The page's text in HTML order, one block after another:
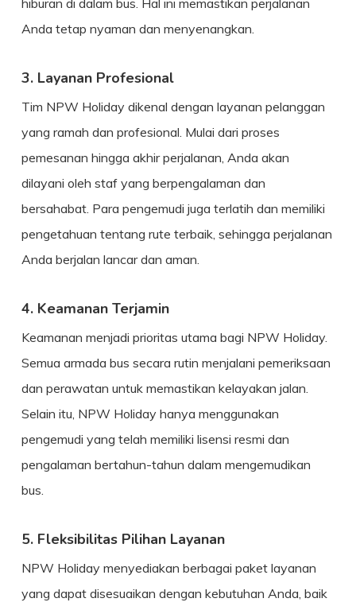
hiburan di dalam bus. Hal ini memastikan perjalanan
Anda tetap nyaman dan menyenangkan.
3. Layanan Profesional
Tim NPW Holiday dikenal dengan layanan pelanggan
yang ramah dan profesional. Mulai dari proses
pemesanan hingga akhir perjalanan, Anda akan
dilayani oleh staf yang berpengalaman dan
bersahabat. Para pengemudi juga terlatih dan memiliki
pengetahuan tentang rute terbaik, sehingga perjalanan
Anda berjalan lancar dan aman.
4. Keamanan Terjamin
Keamanan menjadi prioritas utama bagi NPW Holiday.
Semua armada bus secara rutin menjalani pemeriksaan
dan perawatan untuk memastikan kelayakan jalan.
Selain itu, NPW Holiday hanya menggunakan
pengemudi yang telah memiliki lisensi resmi dan
pengalaman bertahun-tahun dalam mengemudikan
bus.
5. Fleksibilitas Pilihan Layanan
NPW Holiday menyediakan berbagai paket layanan
yang dapat disesuaikan dengan kebutuhan Anda, baik